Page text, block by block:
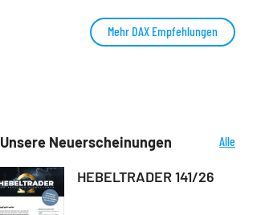
Mehr DAX Empfehlungen
Unsere Neuerscheinungen
Alle
HEBELTRADER 141/26